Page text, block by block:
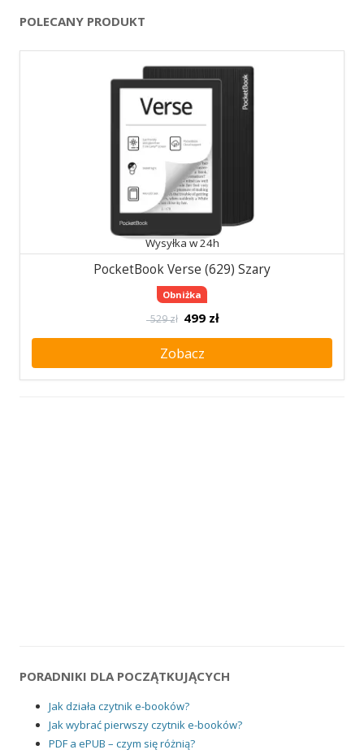
POLECANY PRODUKT
Wysyłka w 24h
PocketBook Verse (629) Szary
Obniżka
529 zł 499 zł
Zobacz
PORADNIKI DLA POCZĄTKUJĄCYCH
Jak działa czytnik e-booków?
Jak wybrać pierwszy czytnik e-booków?
PDF a ePUB – czym się różnią?